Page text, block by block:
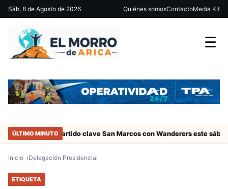
Sáb, 8 de Agosto de 2026 Quiénes somosContactoMedia Kit
☰
ÚLTIMO MINUTO
Arica Partido clave San Marcos con Wanderers este sábado a
Inicio Delegación Presidencial
ETIQUETA